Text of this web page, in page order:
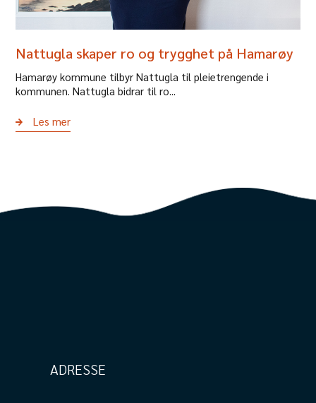
Nattugla skaper ro og trygghet på Hamarøy
Hamarøy kommune tilbyr Nattugla til pleietrengende i
kommunen. Nattugla bidrar til ro...
Les mer
ADRESSE